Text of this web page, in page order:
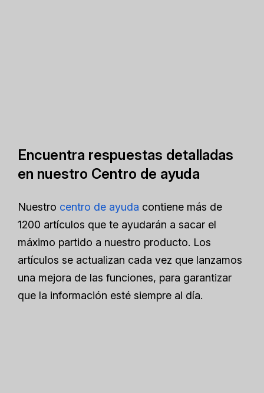
Encuentra respuestas detalladas
en nuestro Centro de ayuda
Nuestro centro de ayuda contiene más de
1200 artículos que te ayudarán a sacar el
máximo partido a nuestro producto. Los
artículos se actualizan cada vez que lanzamos
una mejora de las funciones, para garantizar
que la información esté siempre al día.